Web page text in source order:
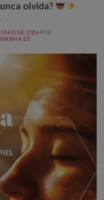
olvida?
DE 2026 POR